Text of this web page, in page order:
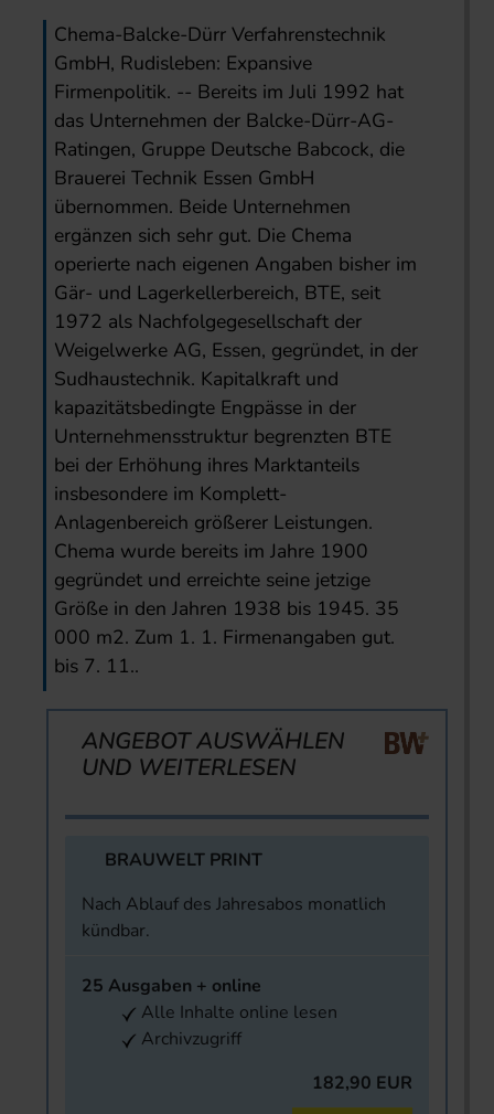
Chema-Balcke-Dürr Verfahrenstechnik
GmbH, Rudisleben: Expansive
Firmenpolitik. -- Bereits im Juli 1992 hat
das Unternehmen der Balcke-Dürr-AG-
Ratingen, Gruppe Deutsche Babcock, die
Brauerei Technik Essen GmbH
übernommen. Beide Unternehmen
ergänzen sich sehr gut. Die Chema
operierte nach eigenen Angaben bisher im
Gär- und Lagerkellerbereich, BTE, seit
1972 als Nachfolgegesellschaft der
Weigelwerke AG, Essen, gegründet, in der
Sudhaustechnik. Kapitalkraft und
kapazitätsbedingte Engpässe in der
Unternehmensstruktur begrenzten BTE
bei der Erhöhung ihres Marktanteils
insbesondere im Komplett-
Anlagenbereich größerer Leistungen.
Chema wurde bereits im Jahre 1900
gegründet und erreichte seine jetzige
Größe in den Jahren 1938 bis 1945. 35
000 m2. Zum 1. 1. Firmenangaben gut.
bis 7. 11..
ANGEBOT AUSWÄHLEN
UND WEITERLESEN
BRAUWELT PRINT
Nach Ablauf des Jahresabos monatlich
kündbar.
25 Ausgaben + online
Alle Inhalte online lesen
Archivzugriff
182,90 EUR